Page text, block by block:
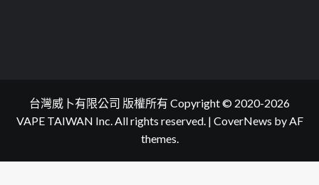
台灣威卜有限公司 版權所有 Copyright © 2020-2026
VAPE TAIWAN Inc. All rights reserved. | CoverNews by AF
themes.